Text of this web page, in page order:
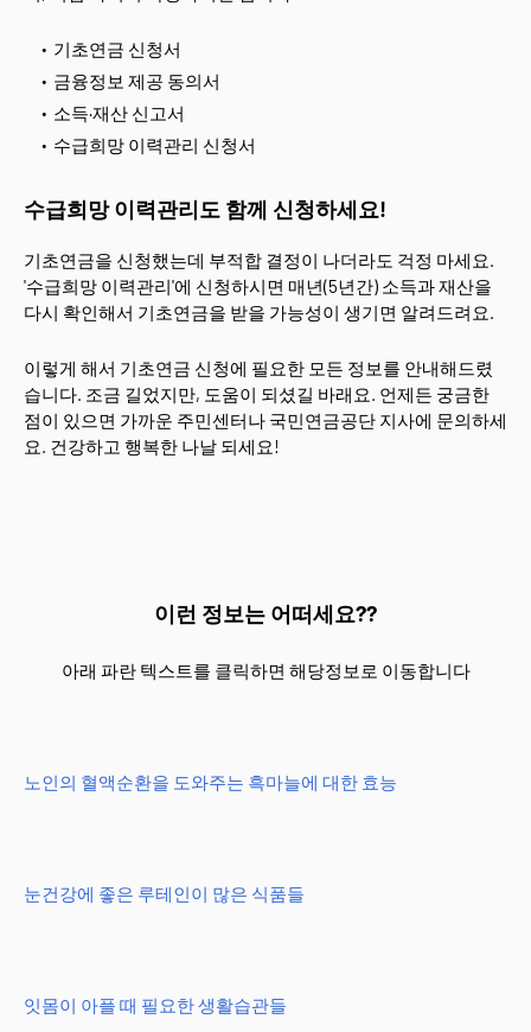
기초연금 신청서
금융정보 제공 동의서
소득·재산 신고서
수급희망 이력관리 신청서
수급희망 이력관리도 함께 신청하세요!
기초연금을 신청했는데 부적합 결정이 나더라도 걱정 마세요.
'수급희망 이력관리'에 신청하시면 매년(5년간) 소득과 재산을
다시 확인해서 기초연금을 받을 가능성이 생기면 알려드려요.
이렇게 해서 기초연금 신청에 필요한 모든 정보를 안내해드렸
습니다. 조금 길었지만, 도움이 되셨길 바래요. 언제든 궁금한
점이 있으면 가까운 주민센터나 국민연금공단 지사에 문의하세
요. 건강하고 행복한 나날 되세요!
이런 정보는 어떠세요??
아래 파란 텍스트를 클릭하면 해당정보로 이동합니다
노인의 혈액순환을 도와주는 흑마늘에 대한 효능
눈건강에 좋은 루테인이 많은 식품들
잇몸이 아플 때 필요한 생활습관들